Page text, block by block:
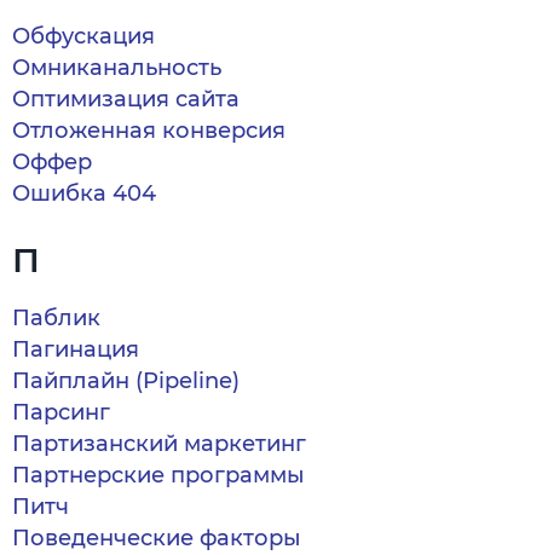
Обфускация
Омниканальность
Оптимизация сайта
Отложенная конверсия
Оффер
Ошибка 404
П
Паблик
Пагинация
Пайплайн (Pipeline)
Парсинг
Партизанский маркетинг
Партнерские программы
Питч
Поведенческие факторы